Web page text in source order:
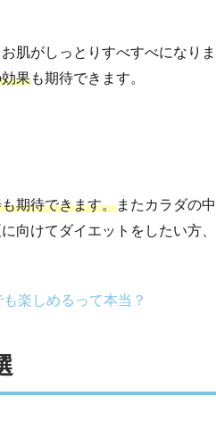
肌がしっとりすべすべになりま
果も期待できます。
期待できます。またカラダの
向けてダイエットをしたい方
楽しめるって本当？